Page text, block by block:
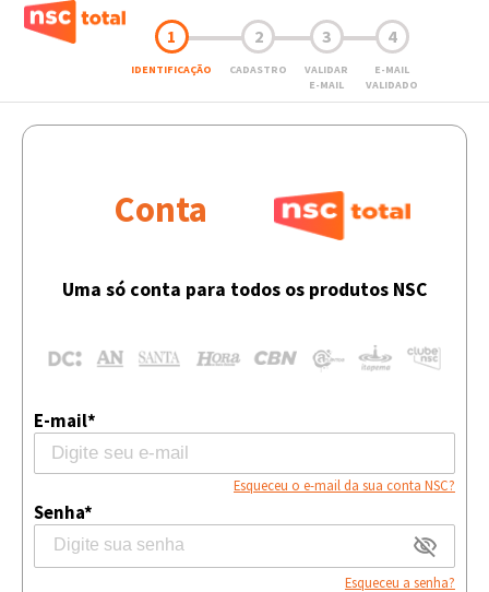
1
IDENTIFICAÇÃO
2
CADASTRO
3
VALIDAR
E-MAIL
4
E-MAIL
VALIDADO
Conta
Uma só conta para todos os produtos NSC
E-mail*
Esqueceu o e-mail da sua conta NSC?
Senha*
Esqueceu a senha?